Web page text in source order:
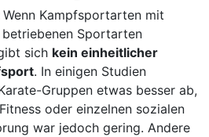
Kampfsportarten mit
Sportarten
sich kein einheitlicher
. In einigen Studien
Gruppen etwas besser ab,
oder einzelnen sozialen
war jedoch gering. Andere